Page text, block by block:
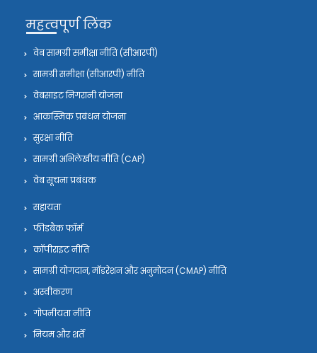
महत्वपूर्ण लिंक
वेब सामग्री समीक्षा नीति (सीआरपी)
सामग्री समीक्षा (सीआरपी) नीति
वेबसाइट निगरानी योजना
आकस्मिक प्रबंधन योजना
सुरक्षा नीति
सामग्री अभिलेखीय नीति (CAP)
वेब सूचना प्रबंधक
सहायता
फीडबैक फॉर्म
कॉपीराइट नीति
सामग्री योगदान, मॉडरेशन और अनुमोदन (CMAP) नीति
अस्वीकरण
गोपनीयता नीति
नियम और शर्तें